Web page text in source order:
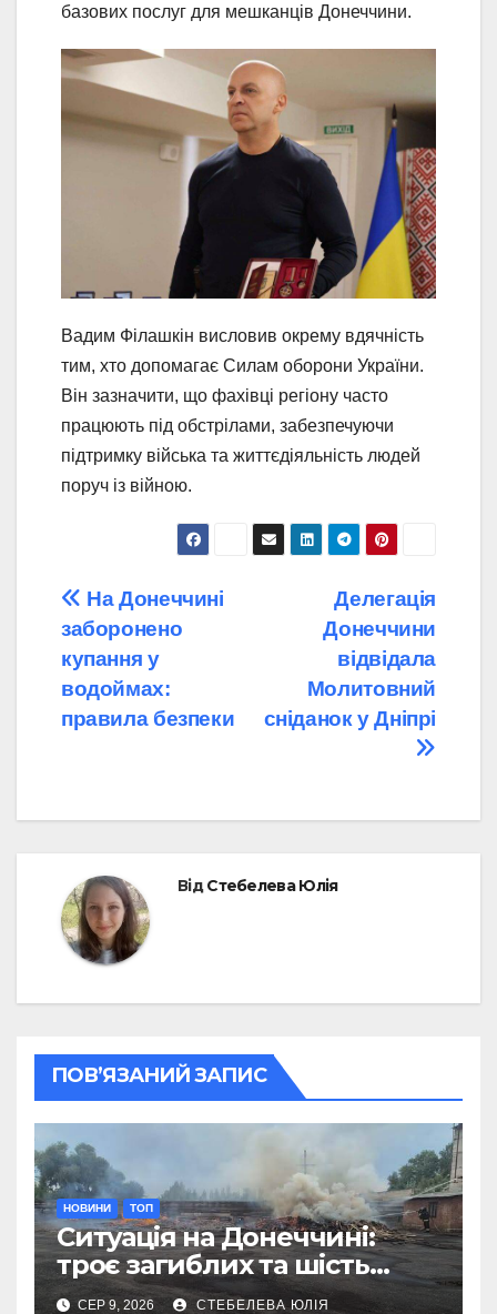
базових послуг для мешканців Донеччини.
Вадим Філашкін висловив окрему вдячність
тим, хто допомагає Силам оборони України.
Він зазначити, що фахівці регіону часто
працюють під обстрілами, забезпечуючи
підтримку війська та життєдіяльність людей
поруч із війною.
Навігація
записів
Делегація
Донеччини
відвідала
Молитовний
сніданок у Дніпрі
На Донеччині
заборонено
купання у
водоймах:
правила безпеки
ВідСтебелева Юлія
ПОВ’ЯЗАНИЙ ЗАПИС
НОВИНИ ТОП
Ситуація на Донеччині:
троє загиблих та шість
поранених за добу
СЕР 9, 2026 СТЕБЕЛЕВА ЮЛІЯ